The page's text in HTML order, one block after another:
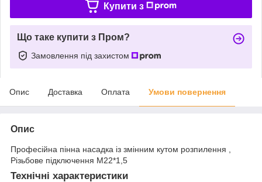
Купити з
Що таке купити з Пром?
Замовлення під захистом
Опис Доставка Оплата Умови повернення
Опис
Професійна пінна насадка із змінним кутом розпилення ,
Різьбове підключення М22*1,5
Технічні характеристики